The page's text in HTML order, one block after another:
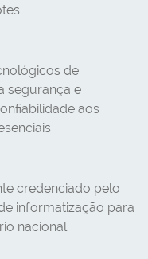
de
segurança e
aos
credenciado pelo
informatização para
nacional